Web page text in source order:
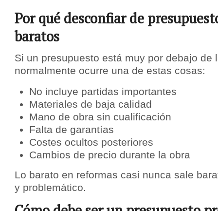
Por qué desconfiar de
baratos
Si un presupuesto está muy por debajo de
normalmente ocurre una de estas cosas:
No incluye partidas importantes
Materiales de baja calidad
Mano de obra sin cualificación
Falta de garantías
Costes ocultos posteriores
Cambios de precio durante la obra
Lo barato en reformas casi nunca sale
y problemático.